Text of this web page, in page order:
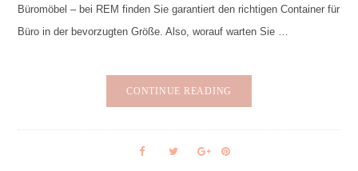
Büromöbel – bei REM finden Sie garantiert den richtigen Container für
Büro in der bevorzugten Größe. Also, worauf warten Sie …
CONTINUE READING